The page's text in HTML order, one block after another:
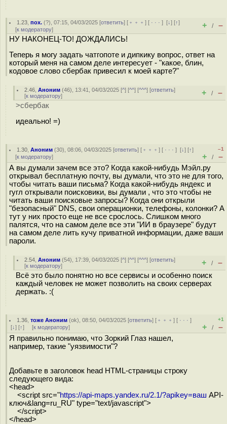
1.23 ,пох. (?), 07:15, 04/03/2025 [ответить] [ ﹢﹢﹢] [ · · ·][↓] [↑]
[к модератору] + / –
НУ НАКОНЕЦ-ТО! ДОЖДАЛИСЬ!
Теперь я могу задать чатгопоте и дипкику вопрос, ответ на
который меня на самом деле интересует - "какое, блин,
кодовое слово сбербак привесил к моей карте?"
2.46 ,Аноним (46), 13:41, 04/03/2025 [^] [^^] [^^^] [ответить]
[к модератору] + / –
>сбербак
идеально! =)
1.30 ,Аноним (30), 08:06, 04/03/2025 [ответить] [ ﹢﹢﹢] [ · · ·][↓] [↑]
[к модератору]
–1
+ / –
А вы думали зачем все это? Когда какой-нибудь Мэйл.ру
открывал бесплатную почту, вы думали, что это не для того,
чтобы читать ваши письма? Когда какой-нибудь яндекс и
гугл открывали поисковики, вы думали , что это чтобы не
читать ваши поисковые запросы? Когда они открыли
"безопасный" DNS, свои операционки, телефоны, колонки? А
тут у них просто еще не все срослось. Слишком много
палятся, что на самом деле все эти "ИИ в браузере" будут
на самом деле лить кучу приватной информации, даже ваши
пароли.
2.54 ,Аноним (54), 17:39, 04/03/2025 [^] [^^] [^^^] [ответить]
[к модератору] + / –
Всё это было понятно но все сервисы и особенно поиск
каждый человек не может позволить на своих серверах
держать. :(
1.36 ,тоже Аноним (ok), 08:50, 04/03/2025 [ответить] [ ﹢﹢﹢] [ · · ·]
[↓] [↑] [к модератору]
+1
+ / –
Я правильно понимаю, что Зоркий Глаз нашел,
например, такие "уязвимости"?
Добавьте в заголовок head HTML-страницы строку
следующего вида:
<head>
<script src="https://api-maps.yandex.ru/2.1/?apikey=ваш API-
ключ&lang=ru_RU" type="text/javascript">
</script>
</head>